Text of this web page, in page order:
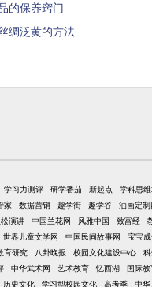
的保养窍门
绸泛黄的方法
学习力测评 研学番茄 新起点 学科思
家 数据营销 趣学街 趣学谷 油画定制
演讲 中国兰花网 风雅中国 致富经
世界儿童文学网 中国民间故事网 宝宝
育研究 八卦晚报 校园文化建设中心
中华武术网 艺术教育 忆西湖 国际
历史文化 学习型校园文化 高考季 中